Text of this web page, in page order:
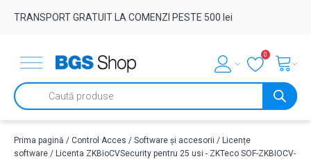
TRANSPORT GRATUIT LA COMENZI PESTE 500 lei
0
Products
search
Prima pagină / Control Acces / Software și accesorii / Licențe
software / Licenta ZKBioCVSecurity pentru 25 usi - ZKTeco SOF-ZKBIOCV-